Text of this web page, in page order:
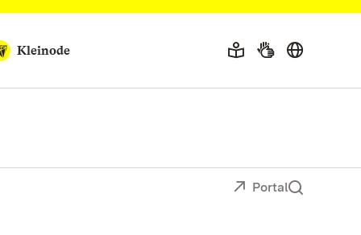
Kleinode
Portal